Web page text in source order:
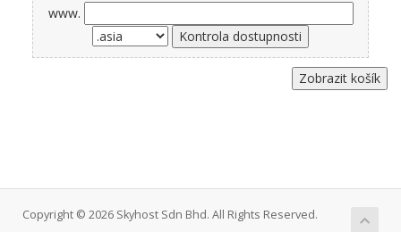
www.
Copyright © 2026 Skyhost Sdn Bhd. All Rights Reserved.